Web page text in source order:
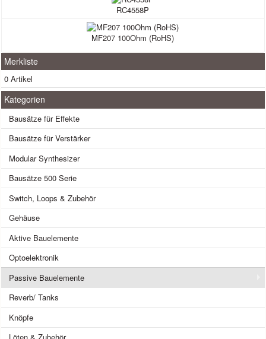
RC4558P
MF207 100Ohm (RoHS)
Merkliste
0 Artikel
Kategorien
Bausätze für Effekte
Bausätze für Verstärker
Modular Synthesizer
Bausätze 500 Serie
Switch, Loops & Zubehör
Gehäuse
Aktive Bauelemente
Optoelektronik
Passive Bauelemente
Reverb/ Tanks
Knöpfe